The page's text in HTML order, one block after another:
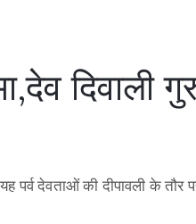
दिवाली
पर्व देवताओं की दीपावली के